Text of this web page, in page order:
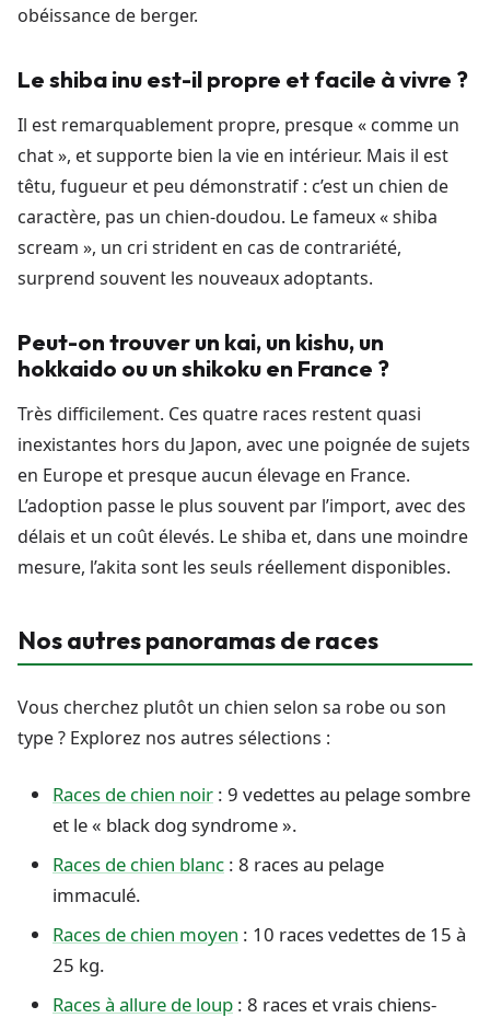
obéissance de berger.
Le shiba inu est-il propre et facile à vivre ?
Il est remarquablement propre, presque « comme un
chat », et supporte bien la vie en intérieur. Mais il est
têtu, fugueur et peu démonstratif : c’est un chien de
caractère, pas un chien-doudou. Le fameux « shiba
scream », un cri strident en cas de contrariété,
surprend souvent les nouveaux adoptants.
Peut-on trouver un kai, un kishu, un
hokkaido ou un shikoku en France ?
Très difficilement. Ces quatre races restent quasi
inexistantes hors du Japon, avec une poignée de sujets
en Europe et presque aucun élevage en France.
L’adoption passe le plus souvent par l’import, avec des
délais et un coût élevés. Le shiba et, dans une moindre
mesure, l’akita sont les seuls réellement disponibles.
Nos autres panoramas de races
Vous cherchez plutôt un chien selon sa robe ou son
type ? Explorez nos autres sélections :
Races de chien noir : 9 vedettes au pelage sombre
et le « black dog syndrome ».
Races de chien blanc : 8 races au pelage
immaculé.
Races de chien moyen : 10 races vedettes de 15 à
25 kg.
Races à allure de loup : 8 races et vrais chiens-